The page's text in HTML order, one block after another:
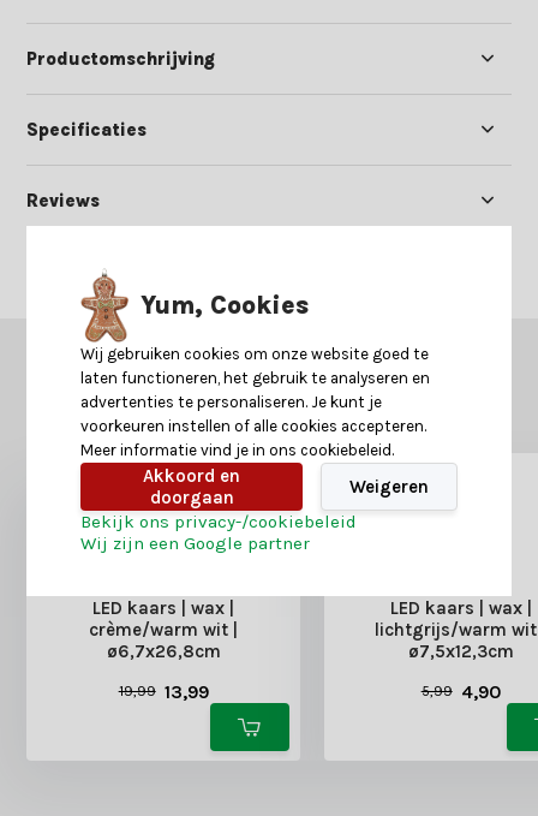
Productomschrijving
Specificaties
Reviews
GERELATEERDE PRODUCTEN
Misschien is dit ook iets voor je?
LED kaars | wax |
crème/warm wit |
ø6,7x26,8cm
19,99 13,99
LED kaars | wax |
lichtgrijs/warm
ø7,5x12,3cm
5,99 4,90
Yum, Cookies
Wij gebruiken cookies om onze website goed te
laten functioneren, het gebruik te analyseren en
advertenties te personaliseren. Je kunt je
voorkeuren instellen of alle cookies accepteren.
Meer informatie vind je in ons cookiebeleid.
Akkoord en
doorgaan
Weigeren
Bekijk ons privacy-/cookiebeleid
Wij zijn een Google partner